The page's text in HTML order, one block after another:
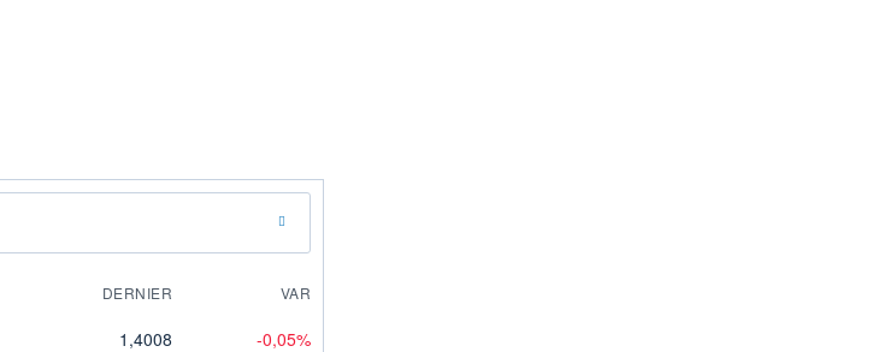
DERNIER VAR
1,4008 -0,05%